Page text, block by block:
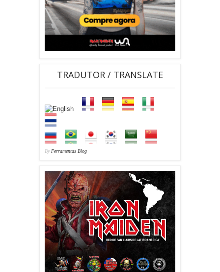
TRADUTOR / TRANSLATE
By Ferramentas Blog